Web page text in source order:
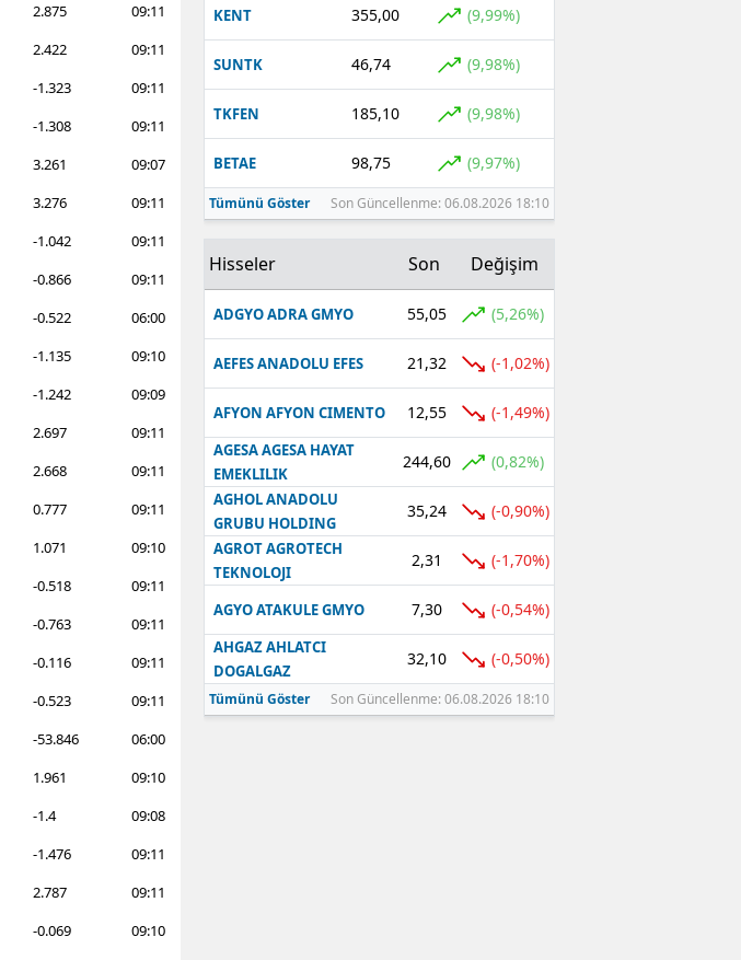
2.875 09:11
2.422 09:11
-1.323 09:11
-1.308 09:11
3.261 09:07
3.276 09:11
-1.042 09:11
-0.866 09:11
-0.522 06:00
-1.135 09:10
-1.242 09:09
2.697 09:11
2.668 09:11
0.777 09:11
1.071 09:10
-0.518 09:11
-0.763 09:11
-0.116 09:11
-0.523 09:11
-53.846 06:00
1.961 09:10
-1.4 09:08
-1.476 09:11
2.787 09:11
-0.069 09:10
KENT 355,00 (9,99%)
SUNTK 46,74 (9,98%)
TKFEN 185,10 (9,98%)
BETAE 98,75 (9,97%)
Tümünü Göster Son Güncellenme: 06.08.2026 18:10
Hisseler Son Değişim
ADGYO ADRA GMYO 55,05 (5,26%)
AEFES ANADOLU EFES 21,32 (-1,02%)
AFYON AFYON CIMENTO 12,55 (-1,49%)
AGESA AGESA HAYAT
EMEKLILIK
244,60 (0,82%)
AGHOL ANADOLU
GRUBU HOLDING
35,24 (-0,90%)
AGROT AGROTECH
TEKNOLOJI
2,31 (-1,70%)
AGYO ATAKULE GMYO 7,30 (-0,54%)
AHGAZ AHLATCI
DOGALGAZ
32,10 (-0,50%)
Tümünü Göster Son Güncellenme: 06.08.2026 18:10